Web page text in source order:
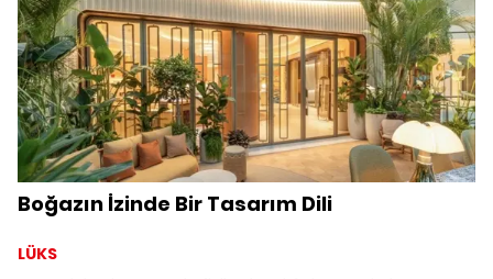
Boğazın İzinde Bir Tasarım Dili
LÜKS